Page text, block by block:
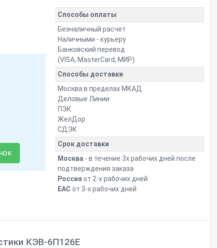
Способы оплаты
Безналичный расчет
Наличными - курьеру
Банковский перевод
(VISA, MasterCard, МИР)
Способы доставки
Москва в пределах МКАД
Деловые Линии
ПЭК
ЖелДор
СДЭК
Срок доставки
Москва - в течение 3х рабочих дней после
подтверждения заказа
Россия от 2-х рабочих дней
ЕАС от 3-х рабочих дней
КЭВ-6П126E